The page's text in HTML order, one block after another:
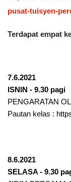
pusat-tuisyen-
Terdapat empat
7.6.2021
ISNIN - 9.30 pagi
PENGARATAN
Pautan kelas :
8.6.2021
SELASA - 9.30